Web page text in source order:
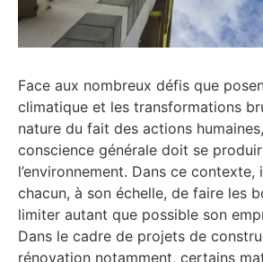
Face aux nombreux défis que
climatique et les transformations
nature du fait des actions
conscience générale doit se
l’environnement. Dans ce contexte,
chacun, à son échelle, de faire les
limiter autant que possible son
Dans le cadre de projets de
rénovation notamment, certains